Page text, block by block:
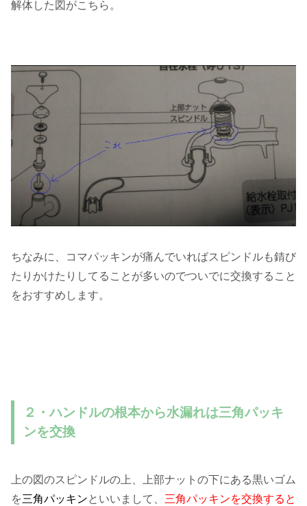
解体した図がこちら。
ちなみに、コマパッキンが痛んでいればスピンドルも錆び
たりかけたりしてることが多いのでついでに交換すること
をおすすめします。
２・ハンドルの根本から水漏れは三角パッキ
ンを交換
上の図のスピンドルの上、上部ナットの下にある黒いゴム
を三角パッキンといいまして、 三角パッキンを交換すると